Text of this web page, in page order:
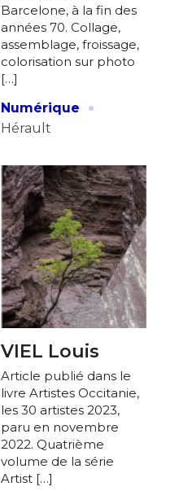
Barcelone, à la fin des
années 70. Collage,
assemblage, froissage,
colorisation sur photo
[…]
Numérique
·
Hérault
VIEL Louis
Article publié dans le
livre Artistes Occitanie,
les 30 artistes 2023,
paru en novembre
2022. Quatrième
volume de la série
Artist […]